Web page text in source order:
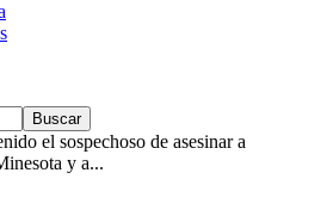
el sospechoso de asesinar a
y a...